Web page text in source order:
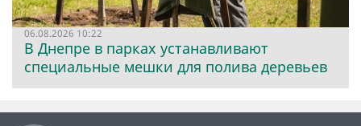
06.08.2026 10:22
В Днепре в парках устанавливают
специальные мешки для полива деревьев